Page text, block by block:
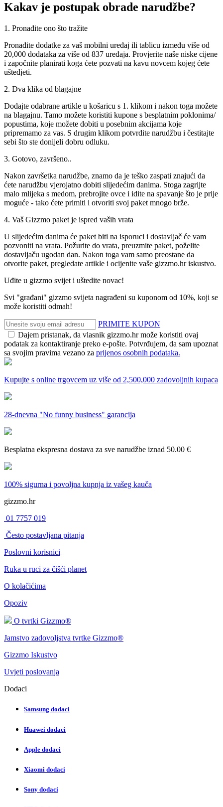
Kakav je postupak obrade narudžbe?
1. Pronađite ono što tražite
Pronađite dodatke za vaš mobilni uređaj ili tablicu između više od
20,000 dodataka za više od 837 uređaja. Provjerite naše niske cijene
i započnite planirati koga ćete pozvati na kavu novcem kojeg ćete
uštedjeti.
2. Dva klika od blagajne
Dodajte odabrane artikle u košaricu s 1. klikom i nakon toga možete
na blagajnu. Tamo možete koristiti kupone s besplatnim poklonima/
popustima, koje možete dobiti u posebnim akcijama koje
pripremamo za vas. S drugim klikom potvrdite narudžbu i čestitajte
sebi što ste donijeli dobru odluku.
3. Gotovo, završeno..
Nakon završetka narudžbe, znamo da je teško zaspati znajući da
ćete narudžbu vjerojatno dobiti slijedećim danima. Stoga zagrijte
malo mlijeka s medom, prebrojite ovce i idite na spavanje što je prije
moguće - tako ćete primiti i otvoriti svoj paket mnogo brže.
4. Vaš Gizzmo paket je ispred vaših vrata
U slijedećim danima će paket biti na isporuci i dostavljač će vam
pozvoniti na vrata. Požurite do vrata, preuzmite paket, poželite
dostavljaču ugodan dan. Nakon toga vam samo preostane da
otvorite paket, pregledate artikle i ocijenite vaše gizzmo.hr iskustvo.
Uđite u gizzmo svijet i uštedite novac!
Svi "građani" gizzmo svijeta nagrađeni su kuponom od 10%, koji se
može koristiti odmah!
PRIMITE KUPON
Dajem pristanak, da vlasnik gizzmo.hr može koristiti ovaj
podatak za kontaktiranje preko e-pošte. Potvrđujem, da sam upoznat
sa svojim pravima vezano za prijenos osobnih podataka.
Kupujte s online trgovcem uz više od 2,500,000 zadovoljnih kupaca
28-dnevna "No funny business" garancija
Besplatna ekspresna dostava za sve narudžbe iznad 50.00 €
100% sigurna i povoljna kupnja iz vašeg kauča
gizzmo.hr
01 7757 019
Često postavljana pitanja
Poslovni korisnici
Ruka u ruci za čišći planet
O kolačićima
Opoziv
O tvrtki Gizzmo®
Jamstvo zadovoljstva tvrtke Gizzmo®
Gizzmo Iskustvo
Uvjeti poslovanja
Dodaci
Samsung dodaci
Huawei dodaci
Apple dodaci
Xiaomi dodaci
Sony dodaci